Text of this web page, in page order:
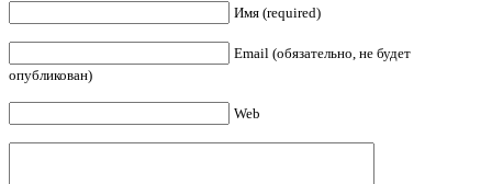
Имя (required)
Email (обязательно, не будет
опубликован)
Web